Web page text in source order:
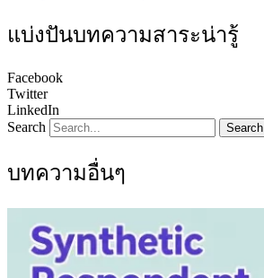
แบ่งปันบทความสาระน่ารู้
Facebook
Twitter
LinkedIn
Search
Search
บทความอื่นๆ